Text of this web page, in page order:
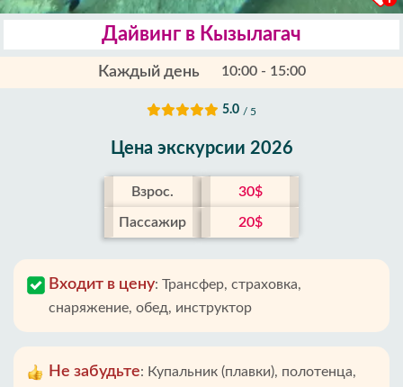
Дайвинг в Кызылагач
Каждый день 10:00 - 15:00
5.0 / 5
Цена экскурсии 2026
Взрос. 30$
Пассажир 20$
Входит в цену: Трансфер, страховка,
снаряжение, обед, инструктор
Не забудьте: Купальник (плавки), полотенца,